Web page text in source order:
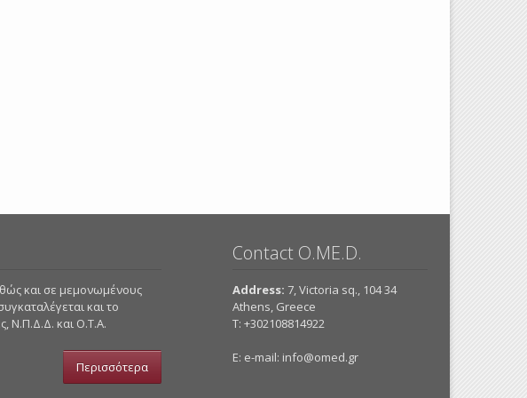
και σε μεμονωμένους
και το
Ν.Π.Δ.Δ. και Ο.Τ.Α.
Περισσότερα
Contact O.ME.D.
Address: 7, Victoria sq., 104 34
Athens, Greece
Τ: +302108814922
E: e-mail: info@omed.gr